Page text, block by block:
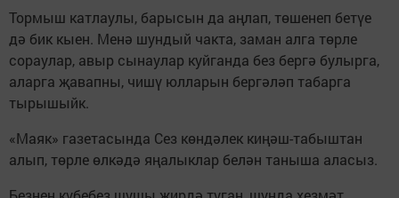
Тормыш катлаулы, барысын да аңлап, төшенеп бетүе
дә бик кыен. Менә шундый чакта, заман алга төрле
сораулар, авыр сынаулар куйганда без бергә булырга,
аларга җавапны, чишү юлларын бергәләп табарга
тырышыйк.
«Маяк» газетасында Сез көндәлек киңәш-табыштан
алып, төрле өлкәдә яңалыклар белән таныша аласыз.